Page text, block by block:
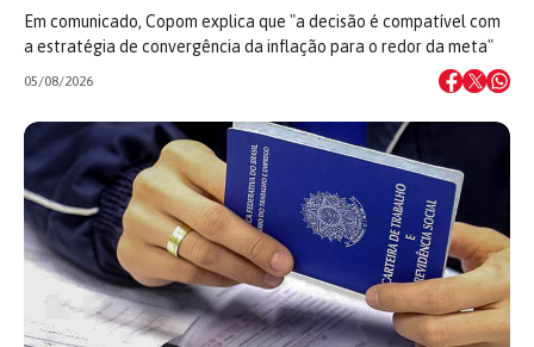
Em comunicado, Copom explica que "a decisão é compatível com
a estratégia de convergência da inflação para o redor da meta"
05/08/2026